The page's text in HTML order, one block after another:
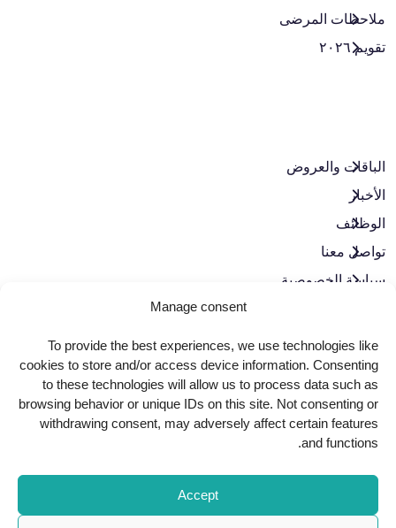
Manage consent
To provide the best experiences, we use technologies like
cookies to store and/or access device information. Consenting
to these technologies will allow us to process data such as
browsing behavior or unique IDs on this site. Not consenting or
withdrawing consent, may adversely affect certain features
and functions.
Accept
ملاحظات المرضى
تقويم ٢٠٢٦
الباقات والعروض​
الأخبار
الوظائف
تواصل معنا
سياسة الخصوصية
حمّل تطبيقنا